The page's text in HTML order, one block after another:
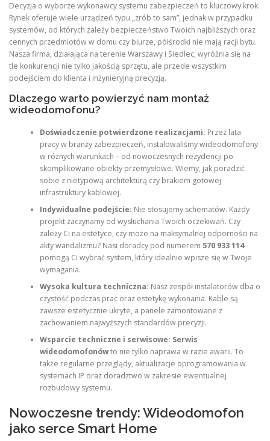
Decyzja o wyborze wykonawcy systemu zabezpieczeń to kluczowy krok.
Rynek oferuje wiele urządzeń typu „zrób to sam”, jednak w przypadku
systemów, od których zależy bezpieczeństwo Twoich najbliższych oraz
cennych przedmiotów w domu czy biurze, półśrodki nie mają racji bytu.
Nasza firma, działająca na terenie Warszawy i Siedlec, wyróżnia się na
tle konkurencji nie tylko jakością sprzętu, ale przede wszystkim
podejściem do klienta i inżynieryjną precyzją.
Dlaczego warto powierzyć nam montaż
wideodomofonu?
Doświadczenie potwierdzone realizacjami: Przez lata
pracy w branży zabezpieczeń, instalowaliśmy wideodomofony
w różnych warunkach – od nowoczesnych rezydencji po
skomplikowane obiekty przemysłowe. Wiemy, jak poradzić
sobie z nietypową architekturą czy brakiem gotowej
infrastruktury kablowej.
Indywidualne podejście: Nie stosujemy schematów. Każdy
projekt zaczynamy od wysłuchania Twoich oczekiwań. Czy
zależy Ci na estetyce, czy może na maksymalnej odporności na
akty wandalizmu? Nasi doradcy pod numerem 570 933 114
pomogą Ci wybrać system, który idealnie wpisze się w Twoje
wymagania.
Wysoka kultura techniczna: Nasz zespół instalatorów dba o
czystość podczas prac oraz estetykę wykonania. Kable są
zawsze estetycznie ukryte, a panele zamontowane z
zachowaniem najwyższych standardów precyzji.
Wsparcie techniczne i serwisowe: Serwis
wideodomofonówto nie tylko naprawa w razie awarii. To
także regularne przeglądy, aktualizacje oprogramowania w
systemach IP oraz doradztwo w zakresie ewentualnej
rozbudowy systemu.
Nowoczesne trendy: Wideodomofon
jako serce Smart Home